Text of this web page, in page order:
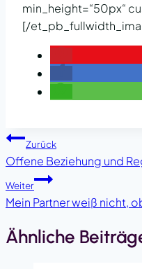
min_height=“50px“
[/
Zurück
Offene Beziehung und
Weiter
Mein Partner weiß nicht,
Ähnliche